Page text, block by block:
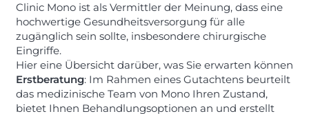
Clinic Mono ist als Vermittler der Meinung, dass eine
hochwertige Gesundheitsversorgung für alle
zugänglich sein sollte, insbesondere chirurgische
Eingriffe.
Hier eine Übersicht darüber, was Sie erwarten können
Erstberatung: Im Rahmen eines Gutachtens beurteilt
das medizinische Team von Mono Ihren Zustand,
bietet Ihnen Behandlungsoptionen an und erstellt